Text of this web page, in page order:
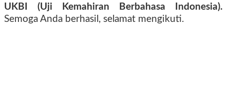
UKBI (Uji Kemahiran Berbahasa Indonesia).
Semoga Anda berhasil, selamat mengikuti.